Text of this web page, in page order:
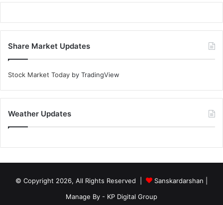
Share Market Updates
Stock Market Today by TradingView
Weather Updates
© Copyright 2026, All Rights Reserved | Sanskardarshan
Manage By - KP Digital Group